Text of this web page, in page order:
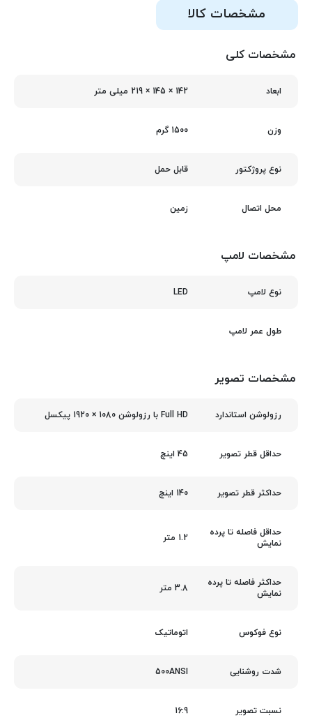
مشخصات کالا
مشخصات کلی
ابعاد 142 × 145 × 219 میلی‌ متر
وزن 1500 گرم
نوع پروژکتور قابل حمل
محل اتصال زمین
مشخصات لامپ
نوع لامپ LED
طول عمر لامپ
مشخصات تصویر
رزولوشن استاندارد Full HD با رزولوشن 1080 × 1920 پیکسل
حداقل قطر تصویر 45 اینچ
حداکثر قطر تصویر 140 اینچ
حداقل فاصله تا پرده
نمایش
1.2 متر
حداکثر فاصله تا پرده
نمایش
3.8 متر
نوع فوکوس اتوماتیک
شدت روشنایی 500ANSI
نسبت تصویر 16:9